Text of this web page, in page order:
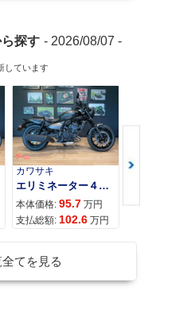
探す - 2026/08/07 -
しています
カワサキ
エリミネーター４００ＳＥ
本体価格: 95.7 万円
支払総額: 102.6 万円
カワサキ
本体価格:
てを見る